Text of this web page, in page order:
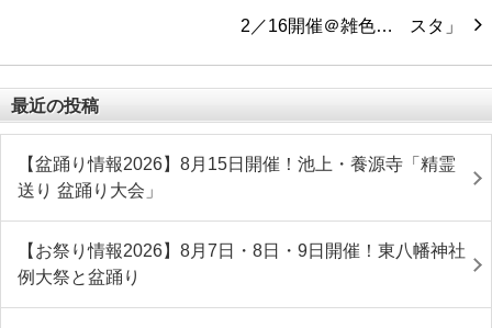
2／16開催＠雑色…
最近の投稿
【盆踊り情報2026】8月15日開催！池上・養源寺「精霊
送り 盆踊り大会」
【お祭り情報2026】8月7日・8日・9日開催！東八幡神社
例大祭と盆踊り